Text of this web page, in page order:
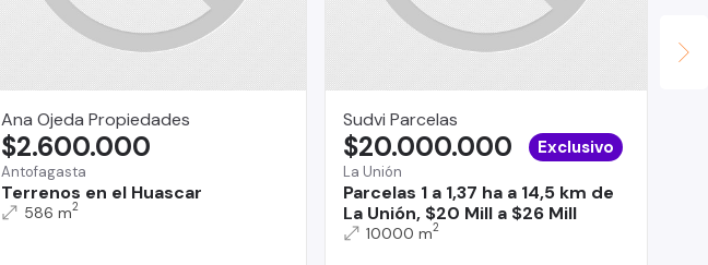
Ana Ojeda Propiedades
Antofagasta
Terrenos en el Huascar
$2.600.000
586 m2
Sudvi Parcelas
La Unión
Parcelas 1 a 1,37 ha a 14,5 km de
La Unión, $20 Mill a $26 Mill
$20.000.000 Exclusivo
10000 m2